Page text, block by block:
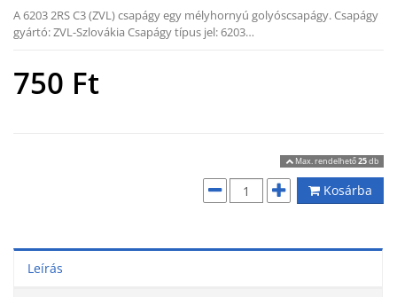
A 6203 2RS C3 (ZVL) csapágy egy mélyhornyú golyóscsapágy. Csapágy
gyártó: ZVL-Szlovákia Csapágy típus jel: 6203…
750 Ft
Max. rendelhető25db
Kosárba
Leírás